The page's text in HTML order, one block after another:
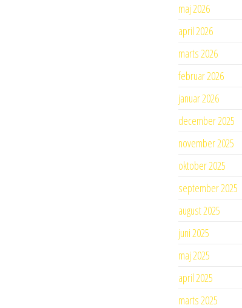
maj 2026
april 2026
marts 2026
februar 2026
januar 2026
december 2025
november 2025
oktober 2025
september 2025
august 2025
juni 2025
maj 2025
april 2025
marts 2025